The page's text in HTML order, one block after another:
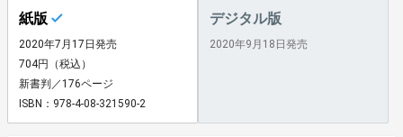
紙版
2020年7月17日発売
704円（税込）
新書判／176ページ
ISBN：978-4-08-321590-2
デジタル版
2020年9月18日発売